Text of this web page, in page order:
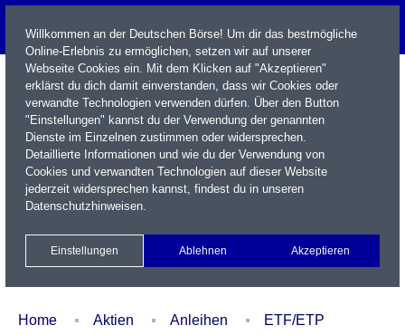
Name / WKN / ISIN / Kürzel
Xetra Realtime
Watchlist Portfolio Login
Home Aktien Anleihen
ETF/ETP
Willkommen an der Deutschen Börse! Um dir das bestmögliche
Online-Erlebnis zu ermöglichen, setzen wir auf unserer
Webseite Cookies ein. Mit dem Klicken auf "Akzeptieren"
erklärst du dich damit einverstanden, dass wir Cookies oder
verwandte Technologien verwenden dürfen. Über den Button
"Einstellungen" kannst du der Verwendung der genannten
Dienste im Einzelnen zustimmen oder widersprechen.
Detaillierte Informationen und wie du der Verwendung von
Cookies und verwandten Technologien auf dieser Website
jederzeit widersprechen kannst, findest du in unseren
Datenschutzhinweisen.
Einstellungen Ablehnen Akzeptieren